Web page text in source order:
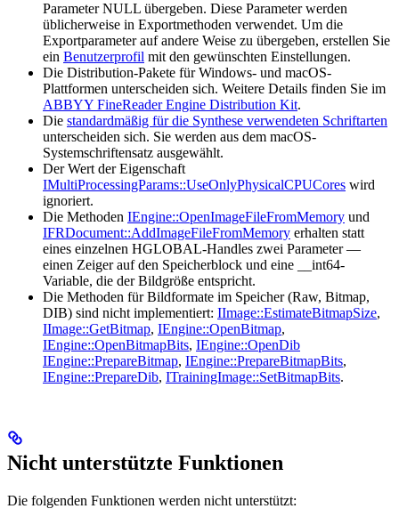
Parameter NULL übergeben. Diese Parameter werden
üblicherweise in Exportmethoden verwendet. Um die
Exportparameter auf andere Weise zu übergeben, erstellen Sie
ein Benutzerprofil mit den gewünschten Einstellungen.
Die Distribution-Pakete für Windows- und macOS-
Plattformen unterscheiden sich. Weitere Details finden Sie im
ABBYY FineReader Engine Distribution Kit.
Die standardmäßig für die Synthese verwendeten Schriftarten
unterscheiden sich. Sie werden aus dem macOS-
Systemschriftensatz ausgewählt.
Der Wert der Eigenschaft
IMultiProcessingParams::UseOnlyPhysicalCPUCores wird
ignoriert.
Die Methoden IEngine::OpenImageFileFromMemory und
IFRDocument::AddImageFileFromMemory erhalten statt
eines einzelnen HGLOBAL-Handles zwei Parameter —
einen Zeiger auf den Speicherblock und eine __int64-
Variable, die der Bildgröße entspricht.
Die Methoden für Bildformate im Speicher (Raw, Bitmap,
DIB) sind nicht implementiert: IImage::EstimateBitmapSize,
IImage::GetBitmap, IEngine::OpenBitmap,
IEngine::OpenBitmapBits, IEngine::OpenDib
IEngine::PrepareBitmap, IEngine::PrepareBitmapBits,
IEngine::PrepareDib, ITrainingImage::SetBitmapBits.
Nicht unterstützte Funktionen
Die folgenden Funktionen werden nicht unterstützt: